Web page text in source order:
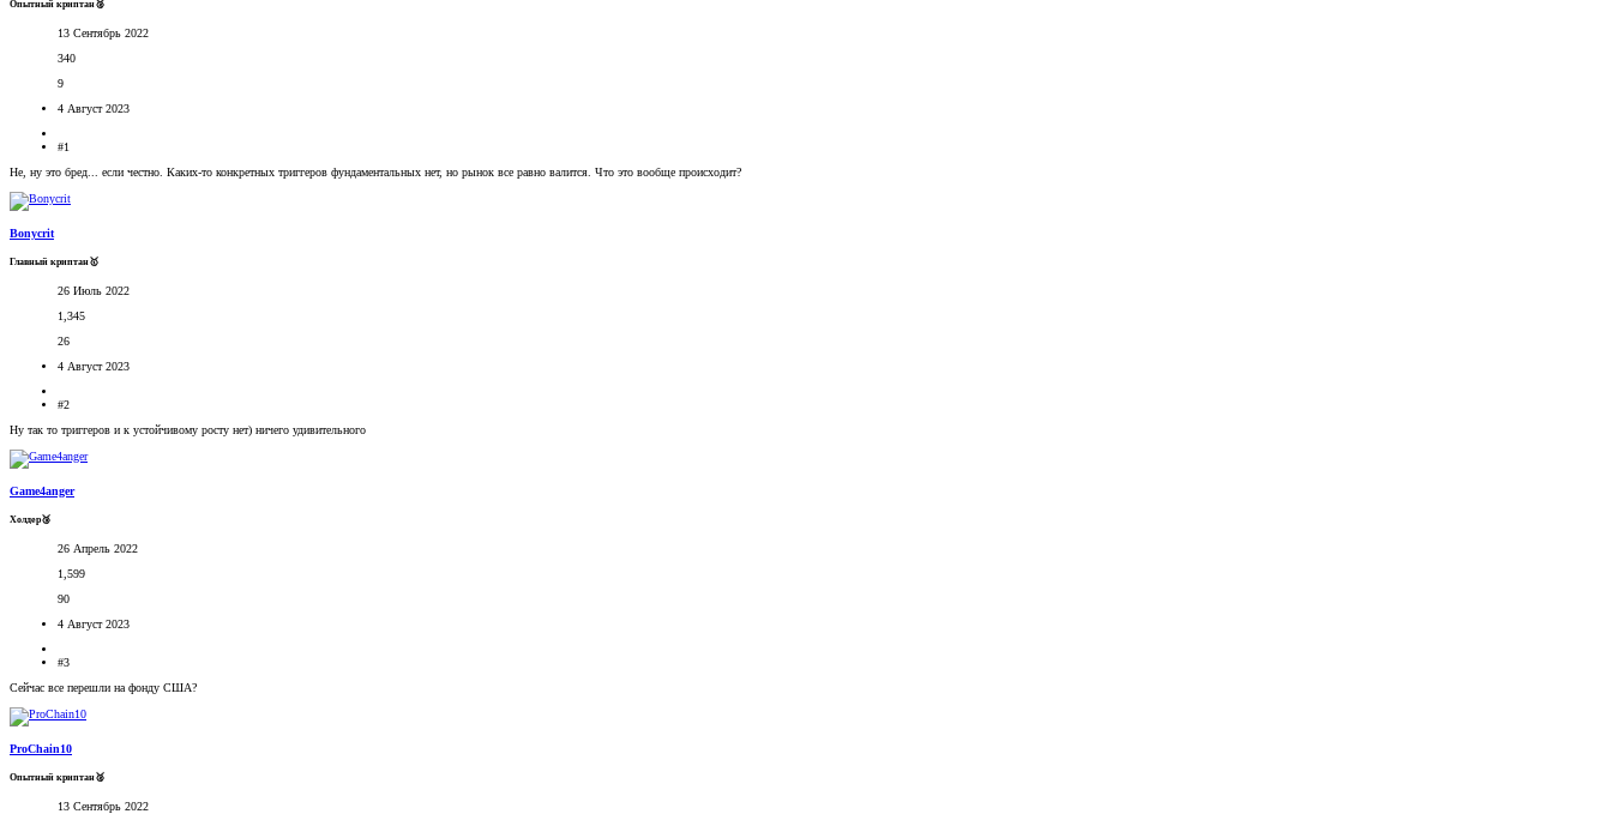
Опытный криптан🥈
13 Сентябрь 2022
340
9
4 Август 2023
#1
Не, ну это бред... если честно. Каких-то конкретных триггеров фундаментальных нет, но рынок все равно валится. Что это вообще происходит?
Bonycrit
Главный криптан🥇
26 Июль 2022
1,345
26
4 Август 2023
#2
Ну так то триггеров и к устойчивому росту нет) ничего удивительного
Game4anger
Холдер🥉
26 Апрель 2022
1,599
90
4 Август 2023
#3
Сейчас все перешли на фонду США?
ProChain10
Опытный криптан🥈
13 Сентябрь 2022